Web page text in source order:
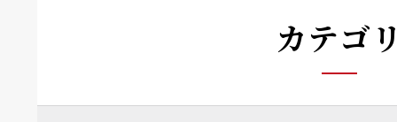
カテゴ